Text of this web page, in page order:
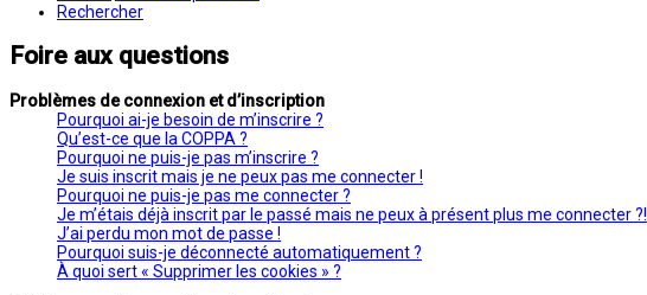
Rechercher
Foire aux questions
Problèmes de connexion et d’inscription
Pourquoi ai-je besoin de m’inscrire ?
Qu’est-ce que la COPPA ?
Pourquoi ne puis-je pas m’inscrire ?
Je suis inscrit mais je ne peux pas me connecter !
Pourquoi ne puis-je pas me connecter ?
Je m’étais déjà inscrit par le passé mais ne peux à présent plus me connecter ?!
J’ai perdu mon mot de passe !
Pourquoi suis-je déconnecté automatiquement ?
À quoi sert « Supprimer les cookies » ?